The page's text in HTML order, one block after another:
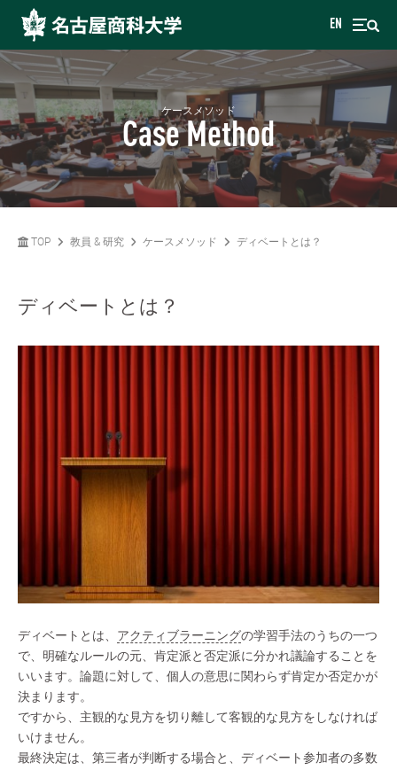
EN
ケースメソッド
Case Method
TOP 教員 & 研究 ケースメソッド ディベートとは？
ディベートとは？
ディベートとは、 アクティブラーニングの学習手法のうちの一つ
で、明確なルールの元、肯定派と否定派に分かれ議論することを
いいます。論題に対して、個人の意思に関わらず肯定か否定かが
決まります。
ですから、主観的な見方を切り離して客観的な見方をしなければ
いけません。
最終決定は、第三者が判断する場合と、ディベート参加者の多数